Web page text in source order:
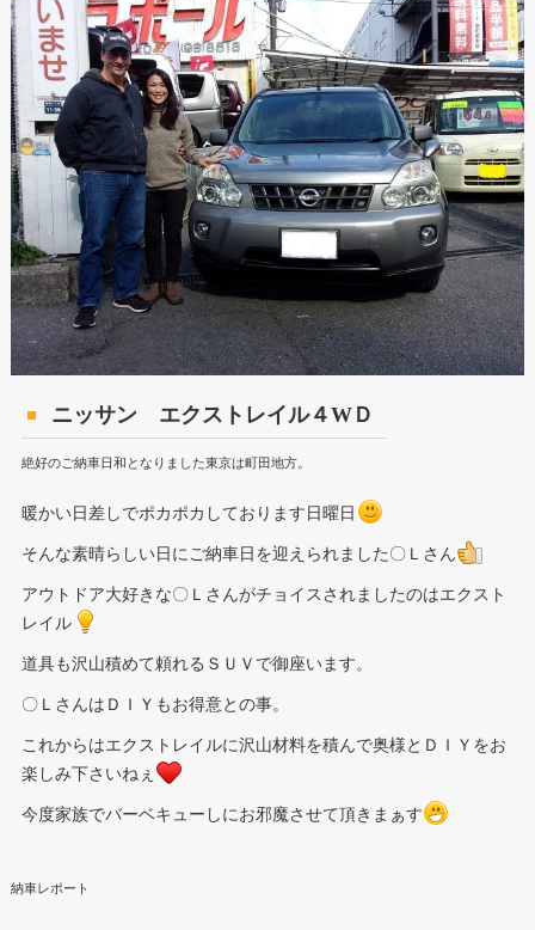
ニッサン エクストレイル４WＤ
絶好のご納車日和となりました東京は町田地方。
暖かい日差しでポカポカしております日曜日
そんな素晴らしい日にご納車日を迎えられました〇Ｌさん
アウトドア大好きな〇Ｌさんがチョイスされましたのはエクスト
レイル
道具も沢山積めて頼れるＳＵＶで御座います。
〇ＬさんはＤＩＹもお得意との事。
これからはエクストレイルに沢山材料を積んで奥様とＤＩＹをお
楽しみ下さいねぇ
今度家族でバーベキューしにお邪魔させて頂きまぁす
納車レポート